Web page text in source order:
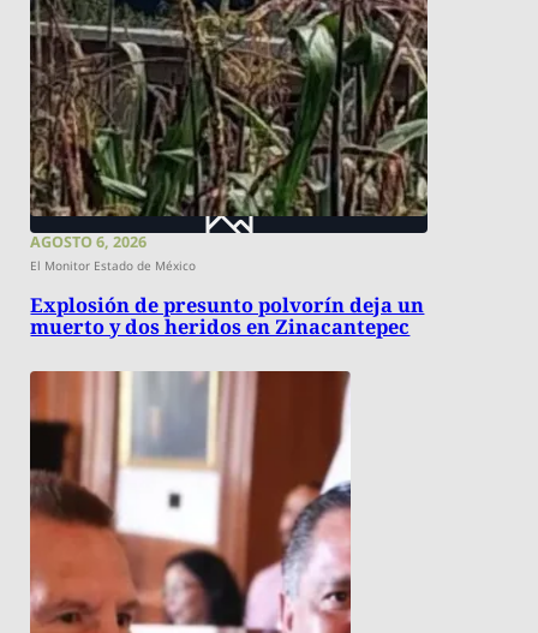
AGOSTO 6, 2026
El Monitor Estado de México
Explosión de presunto polvorín deja un
muerto y dos heridos en Zinacantepec